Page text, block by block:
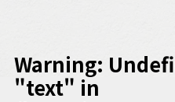
ビジネスアスリー
コンディショニング
Warning:
"text" in